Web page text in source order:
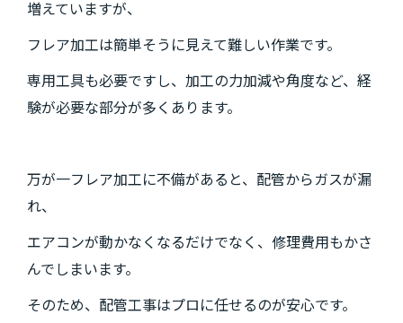
増えていますが、
フレア加工は簡単そうに見えて難しい作業です。
専用工具も必要ですし、加工の力加減や角度など、経
験が必要な部分が多くあります。
万が一フレア加工に不備があると、配管からガスが漏
れ、
エアコンが動かなくなるだけでなく、修理費用もかさ
んでしまいます。
そのため、配管工事はプロに任せるのが安心です。